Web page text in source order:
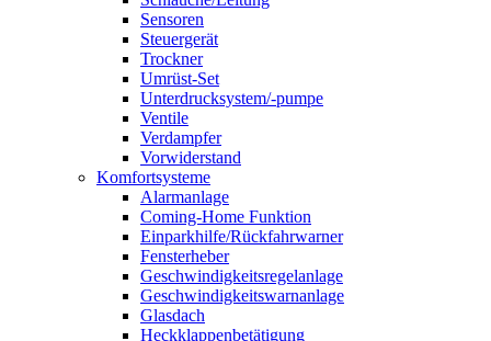
Sensoren
Steuergerät
Trockner
Umrüst-Set
Unterdrucksystem/-pumpe
Ventile
Verdampfer
Vorwiderstand
Komfortsysteme
Alarmanlage
Coming-Home Funktion
Einparkhilfe/Rückfahrwarner
Fensterheber
Geschwindigkeitsregelanlage
Geschwindigkeitswarnanlage
Glasdach
Heckklappenbetätigung